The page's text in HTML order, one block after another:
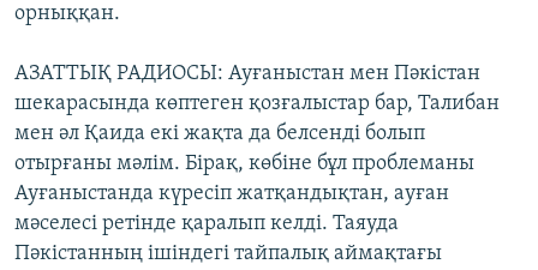
орныққан.
АЗАТТЫҚ РАДИОСЫ: Ауғаныстан мен Пәкістан
шекарасында көптеген қозғалыстар бар, Талибан
мен әл Қаида екі жақта да белсенді болып
отырғаны мәлім. Бірақ, көбіне бұл проблеманы
Ауғаныстанда күресіп жатқандықтан, ауған
мәселесі ретінде қаралып келді. Таяуда
Пәкістанның ішіндегі тайпалық аймақтағы